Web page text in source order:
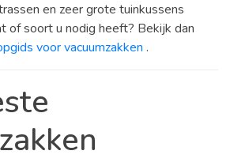
en zeer grote tuinkussens
of soort u nodig heeft? Bekijk dan
voor vacuumzakken .